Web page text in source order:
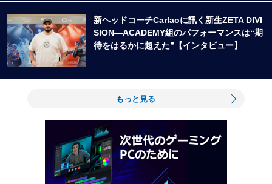
新ヘッドコーチCarlaoに訊く新生ZETA DIVI
SION―ACADEMY組のパフォーマンスは“期
待をはるかに超えた”【インタビュー】
もっと見る